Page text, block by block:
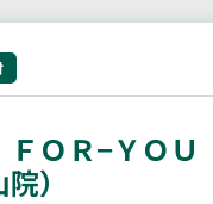
ＯＲ−ＹＯＵ
）